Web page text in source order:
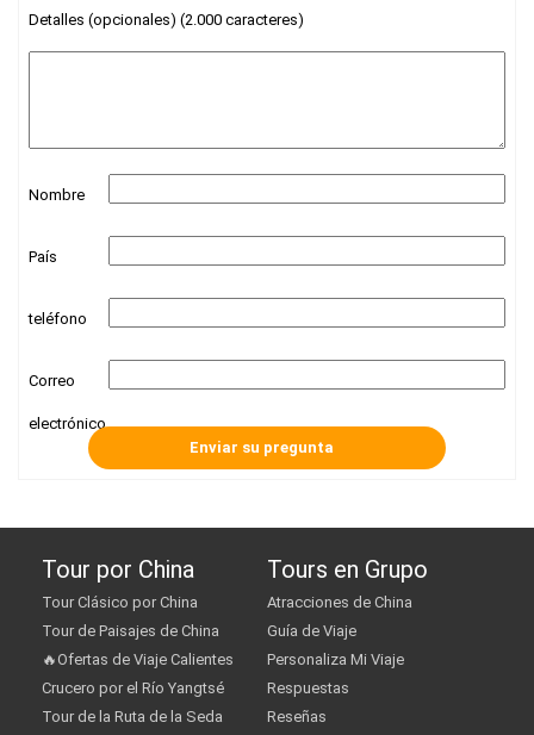
Detalles (opcionales) (2.000 caracteres)
Nombre
País
teléfono
Correo
electrónico
Tour por China
Tour Clásico por China
Tour de Paisajes de China
🔥Ofertas de Viaje Calientes
Crucero por el Río Yangtsé
Tour de la Ruta de la Seda
Tours en Grupo
Atracciones de China
Guía de Viaje
Personaliza Mi Viaje
Respuestas
Reseñas